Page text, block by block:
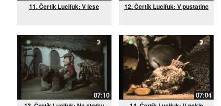
11. Čertík Lucifuk: V lese 12. Čertík Lucifuk: V pustatine
07:10 07:04